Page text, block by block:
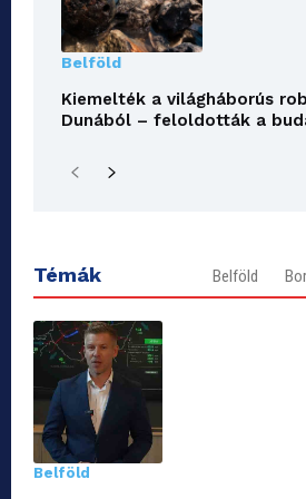
Belföld
Kiemelték a világháborús
Dunából – feloldották a
Témák Belföld
Belföld